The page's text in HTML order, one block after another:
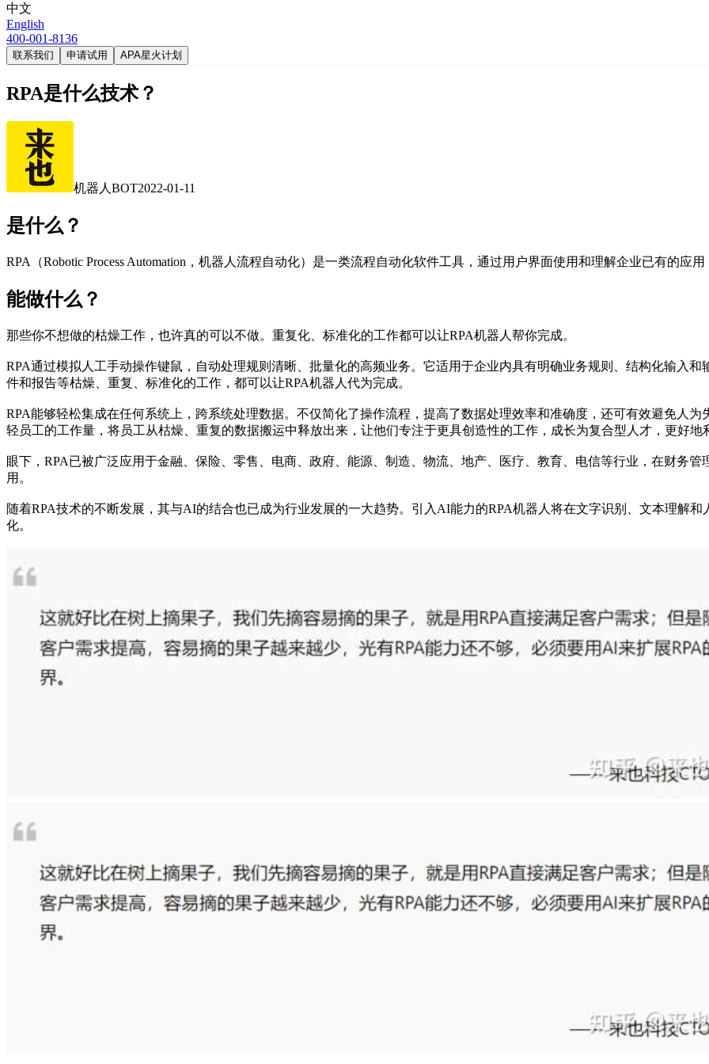
中文
English
400-001-8136
联系我们 申请试用 APA星火计划
RPA是什么技术？
机器人BOT2022-01-11
是什么？
RPA（Robotic Process Automation，机器人流程自动化）是一类流程自动化软件工具，通过用户界面使用和理解企业已有的应
能做什么？
那些你不想做的枯燥工作，也许真的可以不做。重复化、标准化的工作都可以让RPA机器人帮你完成。
RPA通过模拟人工手动操作键鼠，自动处理规则清晰、批量化的高频业务。它适用于企业内具有明确业务规则、结构化输入
件和报告等枯燥、重复、标准化的工作，都可以让RPA机器人代为完成。
RPA能够轻松集成在任何系统上，跨系统处理数据。不仅简化了操作流程，提高了数据处理效率和准确度，还可有效避免人
轻员工的工作量，将员工从枯燥、重复的数据搬运中释放出来，让他们专注于更具创造性的工作，成长为复合型人才，更好
眼下，RPA已被广泛应用于金融、保险、零售、电商、政府、能源、制造、物流、地产、医疗、教育、电信等行业，在财务
用。
随着RPA技术的不断发展，其与AI的结合也已成为行业发展的一大趋势。引入AI能力的RPA机器人将在文字识别、文本理解
化。